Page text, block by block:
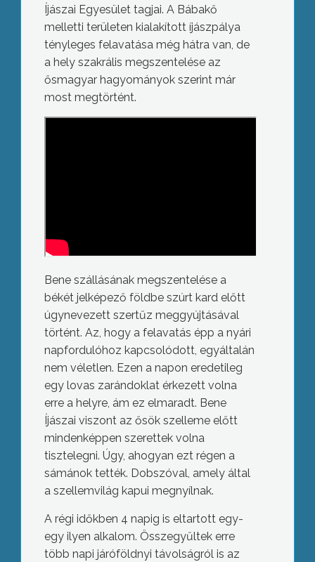
Íjászai Egyesület tagjai. A Bábakő
melletti területen kialakított íjászpálya
tényleges felavatása még hátra van, de
a hely szakrális megszentelése az
ősmagyar hagyományok szerint már
most megtörtént.
Bene szállásának megszentelése a
békét jelképező földbe szúrt kard előtt
úgynevezett szertűz meggyújtásával
történt. Az, hogy a felavatás épp a nyári
napfordulóhoz kapcsolódott, egyáltalán
nem véletlen. Ezen a napon eredetileg
egy lovas zarándoklat érkezett volna
erre a helyre, ám ez elmaradt. Bene
Íjászai viszont az ősök szelleme előtt
mindenképpen szerettek volna
tisztelegni. Úgy, ahogyan ezt régen a
sámánok tették. Dobszóval, amely által
a szellemvilág kapui megnyílnak.
A régi időkben 4 napig is eltartott egy-
egy ilyen alkalom. Összegyűltek erre
több napi járóföldnyi távolságról is az